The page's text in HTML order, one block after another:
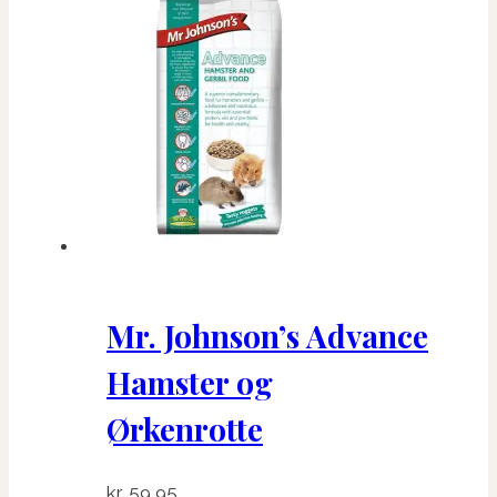
Mr. Johnson’s Advance
Hamster og
Ørkenrotte